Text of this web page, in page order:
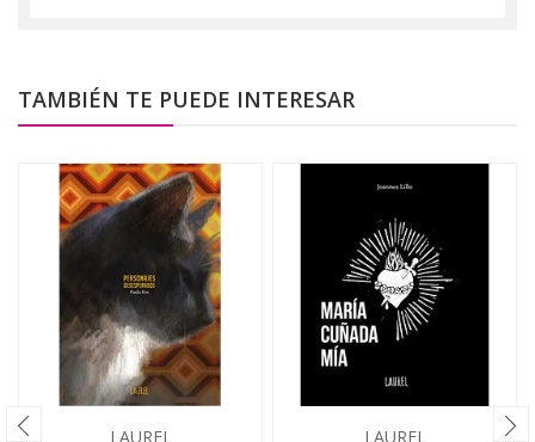
TAMBIÉN TE PUEDE INTERESAR
LAUREL LAUREL